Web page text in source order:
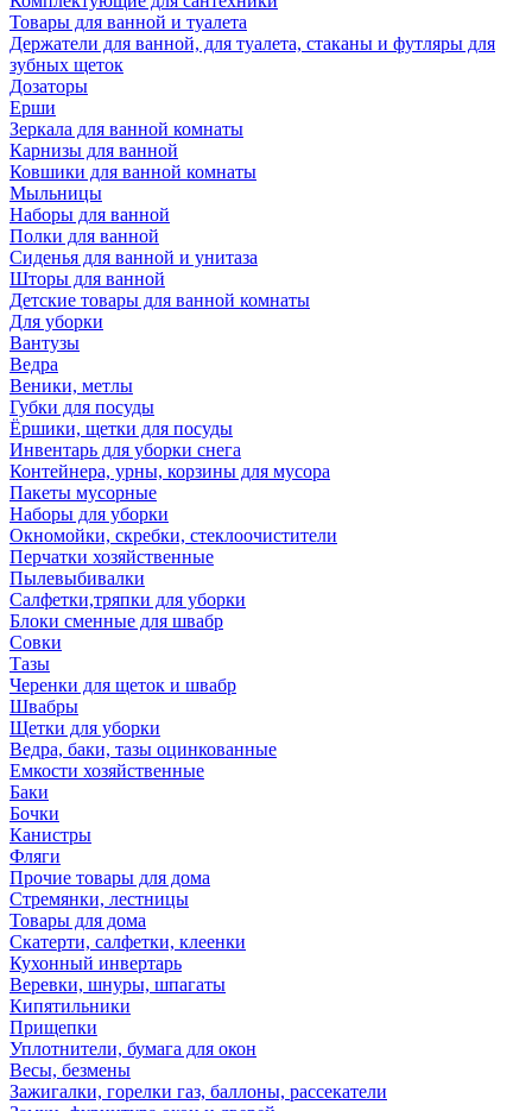
Товары для ванной и туалета
Держатели для ванной, для туалета, стаканы и футляры для
зубных щеток
Дозаторы
Ерши
Зеркала для ванной комнаты
Карнизы для ванной
Ковшики для ванной комнаты
Мыльницы
Наборы для ванной
Полки для ванной
Сиденья для ванной и унитаза
Шторы для ванной
Детские товары для ванной комнаты
Для уборки
Вантузы
Ведра
Веники, метлы
Губки для посуды
Ёршики, щетки для посуды
Инвентарь для уборки снега
Контейнера, урны, корзины для мусора
Пакеты мусорные
Наборы для уборки
Окномойки, скребки, стеклоочистители
Перчатки хозяйственные
Пылевыбивалки
Салфетки,тряпки для уборки
Блоки сменные для швабр
Совки
Тазы
Черенки для щеток и швабр
Швабры
Щетки для уборки
Ведра, баки, тазы оцинкованные
Емкости хозяйственные
Баки
Бочки
Канистры
Фляги
Прочие товары для дома
Стремянки, лестницы
Товары для дома
Скатерти, салфетки, клеенки
Кухонный инвертарь
Веревки, шнуры, шпагаты
Кипятильники
Прищепки
Уплотнители, бумага для окон
Весы, безмены
Зажигалки, горелки газ, баллоны, рассекатели